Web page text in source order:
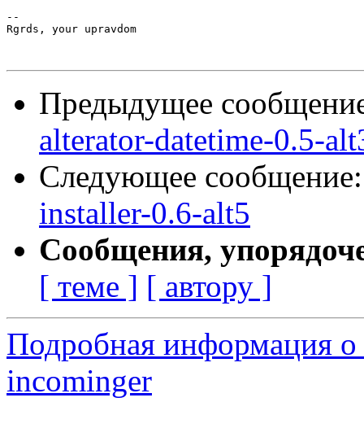
--
Rgrds, your upravdom
Предыдущее
alterator-datetime-0.5-
Следующее
installer-0.6-alt5
Сообщения,
[ теме ] [ автору ]
Подробная информация о
incominger